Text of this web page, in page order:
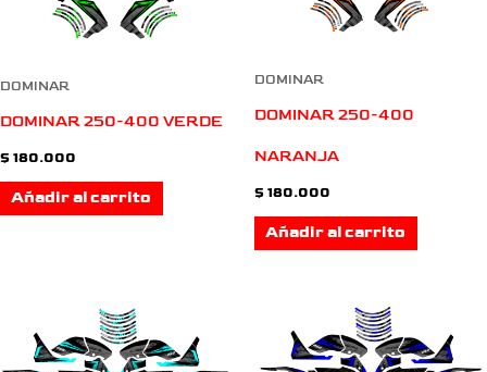
DOMINAR
DOMINAR 250-400 VERDE
$ 180.000
Añadir al carrito
DOMINAR
DOMINAR 250-400
NARANJA
$ 180.000
Añadir al carrito